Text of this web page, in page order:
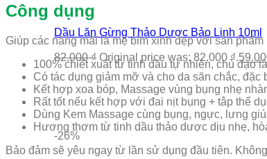
Dầu Lăn Gừng Thảo Dược Bảo Linh 10ml
82.000₫ Original price was: 82.000 ₫.
-26%
Công dụng
Giúp các nàng mãi là mẹ bỉm xinh đẹp với sản
100% chiết xuất từ tinh dầu tự nhiên, chủ đạo
Có tác dụng giảm mỡ và cho da săn chắc,
Kết hợp xoa bóp, Massage vùng bụng nhẹ
Rất tốt nếu kết hợp với đai nịt bụng + tâp thể
Dùng Kem Massage cùng bụng, ngực, lưng
Hương thơm từ tinh dầu thảo dược dịu nhẹ,
Bảo đảm sẽ yêu ngay từ lần sử dụng đầu tiên.